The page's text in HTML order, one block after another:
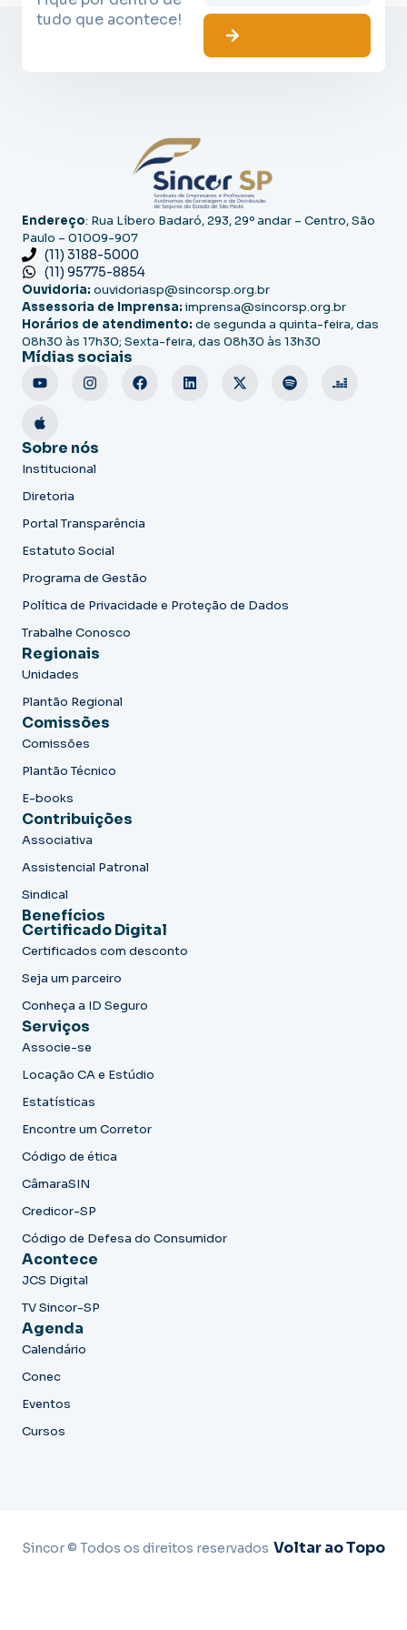
tudo que acontece!
Endereço: Rua Líbero Badaró, 293, 29º andar – Centro, São
Paulo – 01009-907
(11) 3188-5000
(11) 95775-8854
Ouvidoria: ouvidoriasp@sincorsp.org.br
Assessoria de Imprensa: imprensa@sincorsp.org.br
Horários de atendimento: de segunda a quinta-feira, das
08h30 às 17h30; Sexta-feira, das 08h30 às 13h30
Mídias sociais
Sobre nós
Institucional
Diretoria
Portal Transparência
Estatuto Social
Programa de Gestão
Política de Privacidade e Proteção de Dados
Trabalhe Conosco
Regionais
Unidades
Plantão Regional
Comissões
Comissões
Plantão Técnico
E-books
Contribuições
Associativa
Assistencial Patronal
Sindical
Benefícios
Certificado Digital
Certificados com desconto
Seja um parceiro
Conheça a ID Seguro
Serviços
Associe-se
Locação CA e Estúdio
Estatísticas
Encontre um Corretor
Código de ética
CâmaraSIN
Credicor-SP
Código de Defesa do Consumidor
Acontece
JCS Digital
TV Sincor-SP
Agenda
Calendário
Conec
Eventos
Cursos
Sincor © Todos os direitos reservados Voltar ao Topo